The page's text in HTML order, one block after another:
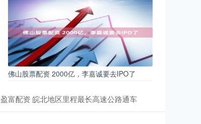
佛山股票配资 2000亿，李嘉诚要去IPO了
盈富配资 皖北地区里程最长高速公路通车